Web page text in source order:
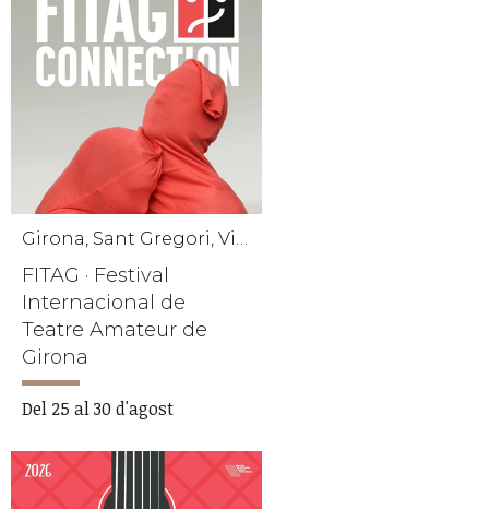
Girona, Sant Gregori, Vidreres, La Cellera de Ter
FITAG · Festival
Internacional de
Teatre Amateur de
Girona
Del 25 al 30 d'agost